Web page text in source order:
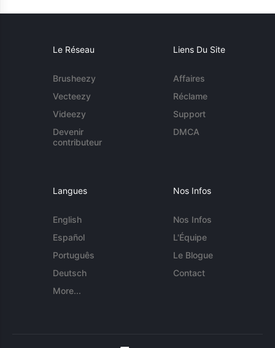
Le Réseau
Brusheezy
Vecteezy
Videezy
Devenir
contributeur
Liens Du Site
Affaires
Réclame
Support
DMCA
Langues
English
Español
Português
Deutsch
More...
Nos Infos
Nos Infos
L'Équipe
Le Blogue
Contact